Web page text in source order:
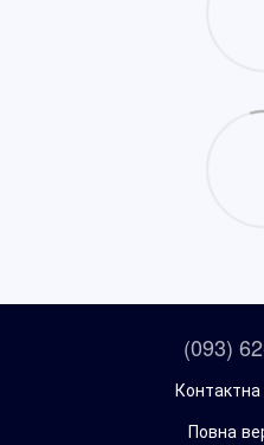
(093)
Контактна
Повна